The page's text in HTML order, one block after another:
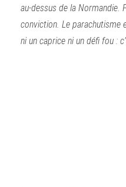
au-dessus de la Normandie.
conviction. Le parachutisme
ni un caprice ni un défi fou :